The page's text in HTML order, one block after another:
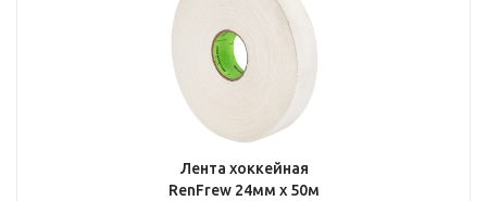
Лента хоккейная
RenFrew 24мм х 50м